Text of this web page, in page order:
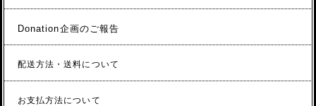
Donation企画のご報告
配送方法・送料について
お支払方法について